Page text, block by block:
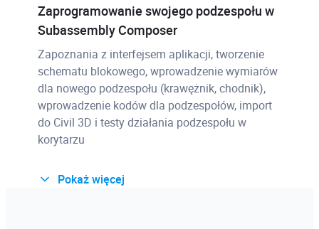
Zaprogramowanie swojego podzespołu w
Subassembly Composer
Zapoznania z interfejsem aplikacji, tworzenie
schematu blokowego, wprowadzenie wymiarów
dla nowego podzespołu (krawężnik, chodnik),
wprowadzenie kodów dla podzespołów, import
do Civil 3D i testy działania podzespołu w
korytarzu
Pokaż więcej